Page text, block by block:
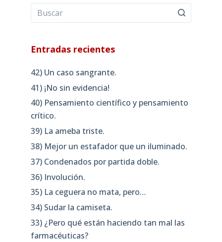
Entradas recientes
42) Un caso sangrante.
41) ¡No sin evidencia!
40) Pensamiento científico y pensamiento
crítico.
39) La ameba triste.
38) Mejor un estafador que un iluminado.
37) Condenados por partida doble.
36) Involución.
35) La ceguera no mata, pero…
34) Sudar la camiseta.
33) ¿Pero qué están haciendo tan mal las
farmacéuticas?